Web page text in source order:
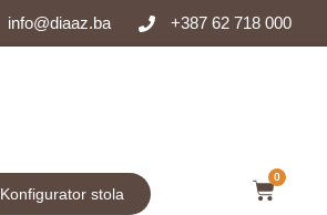
info@diaaz.ba +387 62 718 000
Konfigurator stola
0